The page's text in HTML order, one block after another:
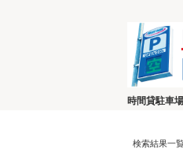
時間貸駐車
検索結果一